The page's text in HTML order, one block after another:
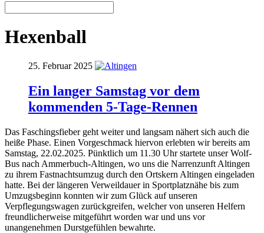
Hexenball
25. Februar 2025
Ein langer Samstag vor dem
kommenden 5-Tage-Rennen
Das Faschingsfieber geht weiter und langsam nähert sich auch die
heiße Phase. Einen Vorgeschmack hiervon erlebten wir bereits am
Samstag, 22.02.2025. Pünktlich um 11.30 Uhr startete unser Wolf-
Bus nach Ammerbuch-Altingen, wo uns die Narrenzunft Altingen
zu ihrem Fastnachtsumzug durch den Ortskern Altingen eingeladen
hatte. Bei der längeren Verweildauer in Sportplatznähe bis zum
Umzugsbeginn konnten wir zum Glück auf unseren
Verpflegungswagen zurückgreifen, welcher von unseren Helfern
freundlicherweise mitgeführt worden war und uns vor
unangenehmen Durstgefühlen bewahrte.